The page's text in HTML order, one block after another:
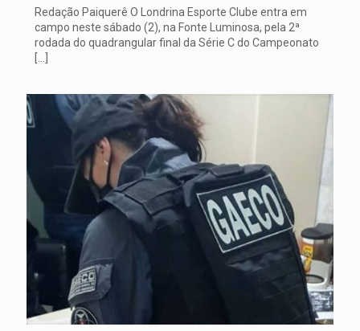
Redação Paiquerê O Londrina Esporte Clube entra em
campo neste sábado (2), na Fonte Luminosa, pela 2ª
rodada do quadrangular final da Série C do Campeonato
[…]